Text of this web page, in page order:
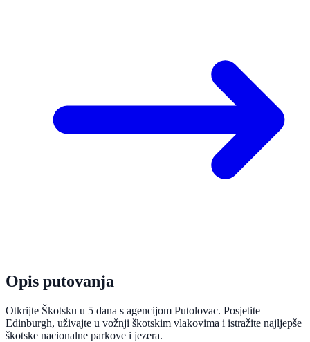
Opis putovanja
Otkrijte Škotsku u 5 dana s agencijom Putolovac. Posjetite
Edinburgh, uživajte u vožnji škotskim vlakovima i istražite najljepše
škotske nacionalne parkove i jezera.